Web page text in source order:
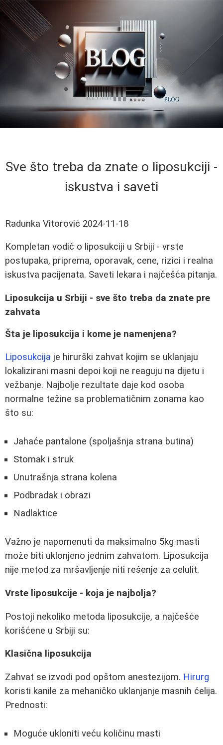
Sve što treba da znate o liposukciji -
iskustva i saveti
Radunka Vitorović 2024-11-18
Kompletan vodič o liposukciji u Srbiji - vrste
postupaka, priprema, oporavak, cene, rizici i realna
iskustva pacijenata. Saveti lekara i najčešća pitanja.
Liposukcija u Srbiji - sve što treba da znate pre
zahvata
Šta je liposukcija i kome je namenjena?
Liposukcija je hirurški zahvat kojim se uklanjaju
lokalizirani masni depoi koji ne reaguju na dijetu i
vežbanje. Najbolje rezultate daje kod osoba
normalne težine sa problematičnim zonama kao
što su:
Jahaće pantalone (spoljašnja strana butina)
Stomak i struk
Unutrašnja strana kolena
Podbradak i obrazi
Nadlaktice
Važno je napomenuti da maksimalno 5kg masti
može biti uklonjeno jednim zahvatom. Liposukcija
nije metod za mršavljenje niti rešenje za celulit.
Vrste liposukcije - koja je najbolja?
Postoji nekoliko metoda liposukcije, a najčešće
korišćene u Srbiji su:
Klasična liposukcija
Zahvat se izvodi pod opštom anestezijom. Hirurg
koristi kanile za mehaničko uklanjanje masnih ćelija.
Prednosti:
Moguće ukloniti veću količinu masti